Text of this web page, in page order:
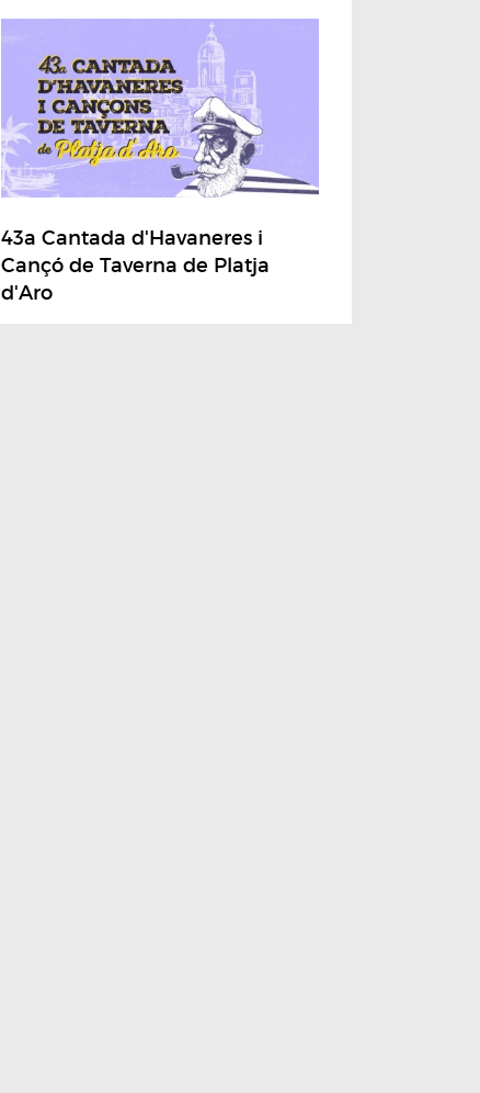
43a Cantada d'Havaneres i
Cançó de Taverna de Platja
d'Aro